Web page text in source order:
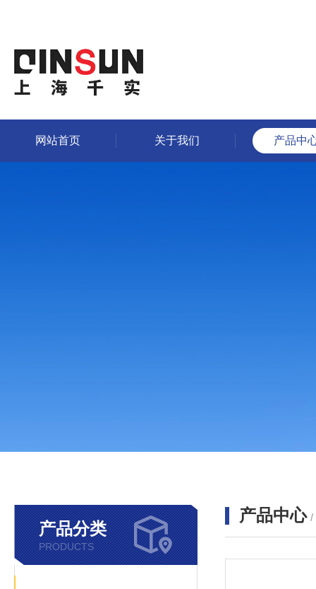
网站首页 关于我们 产品中
产品分类
PRODUCTS
产品中心 /